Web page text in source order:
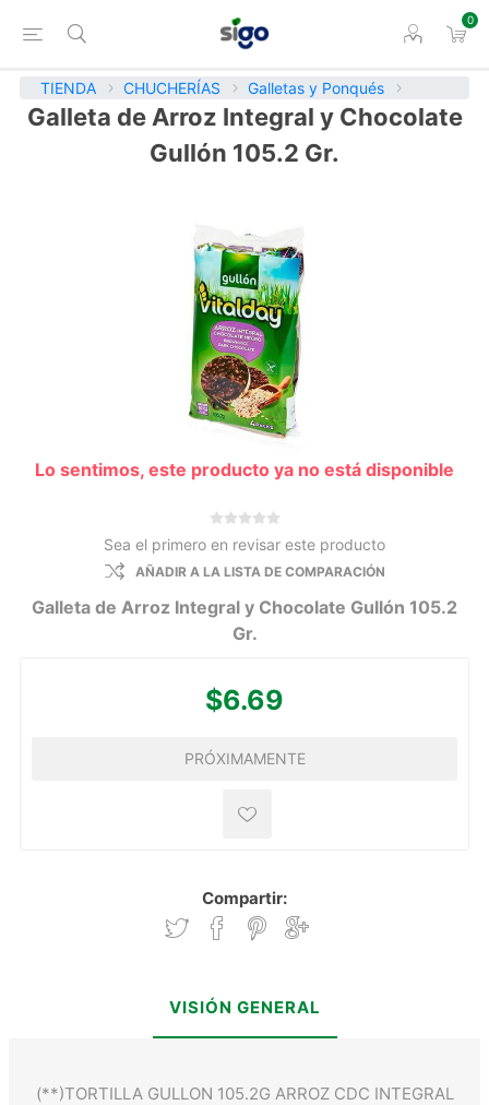
0
TIENDA CHUCHERÍAS Galletas y Ponqués
Galleta de Arroz Integral y Chocolate
Gullón 105.2 Gr.
Lo sentimos, este producto ya no está disponible
Sea el primero en revisar este producto
AÑADIR A LA LISTA DE COMPARACIÓN
Galleta de Arroz Integral y Chocolate Gullón 105.2
Gr.
$6.69
PRÓXIMAMENTE
Compartir:
VISIÓN GENERAL
(**)TORTILLA GULLON 105.2G ARROZ CDC INTEGRAL